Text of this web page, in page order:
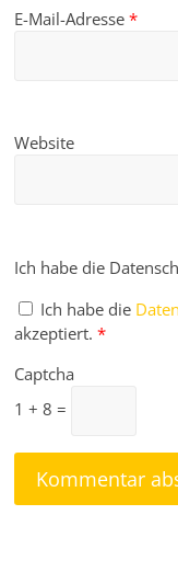
E-Mail-Adresse*
Website
Ich habe die
Ich habe die
akzeptiert. *
Captcha
1 + 8 =